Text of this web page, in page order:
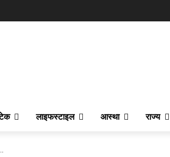
लाइफस्टाइल आस्था राज्य